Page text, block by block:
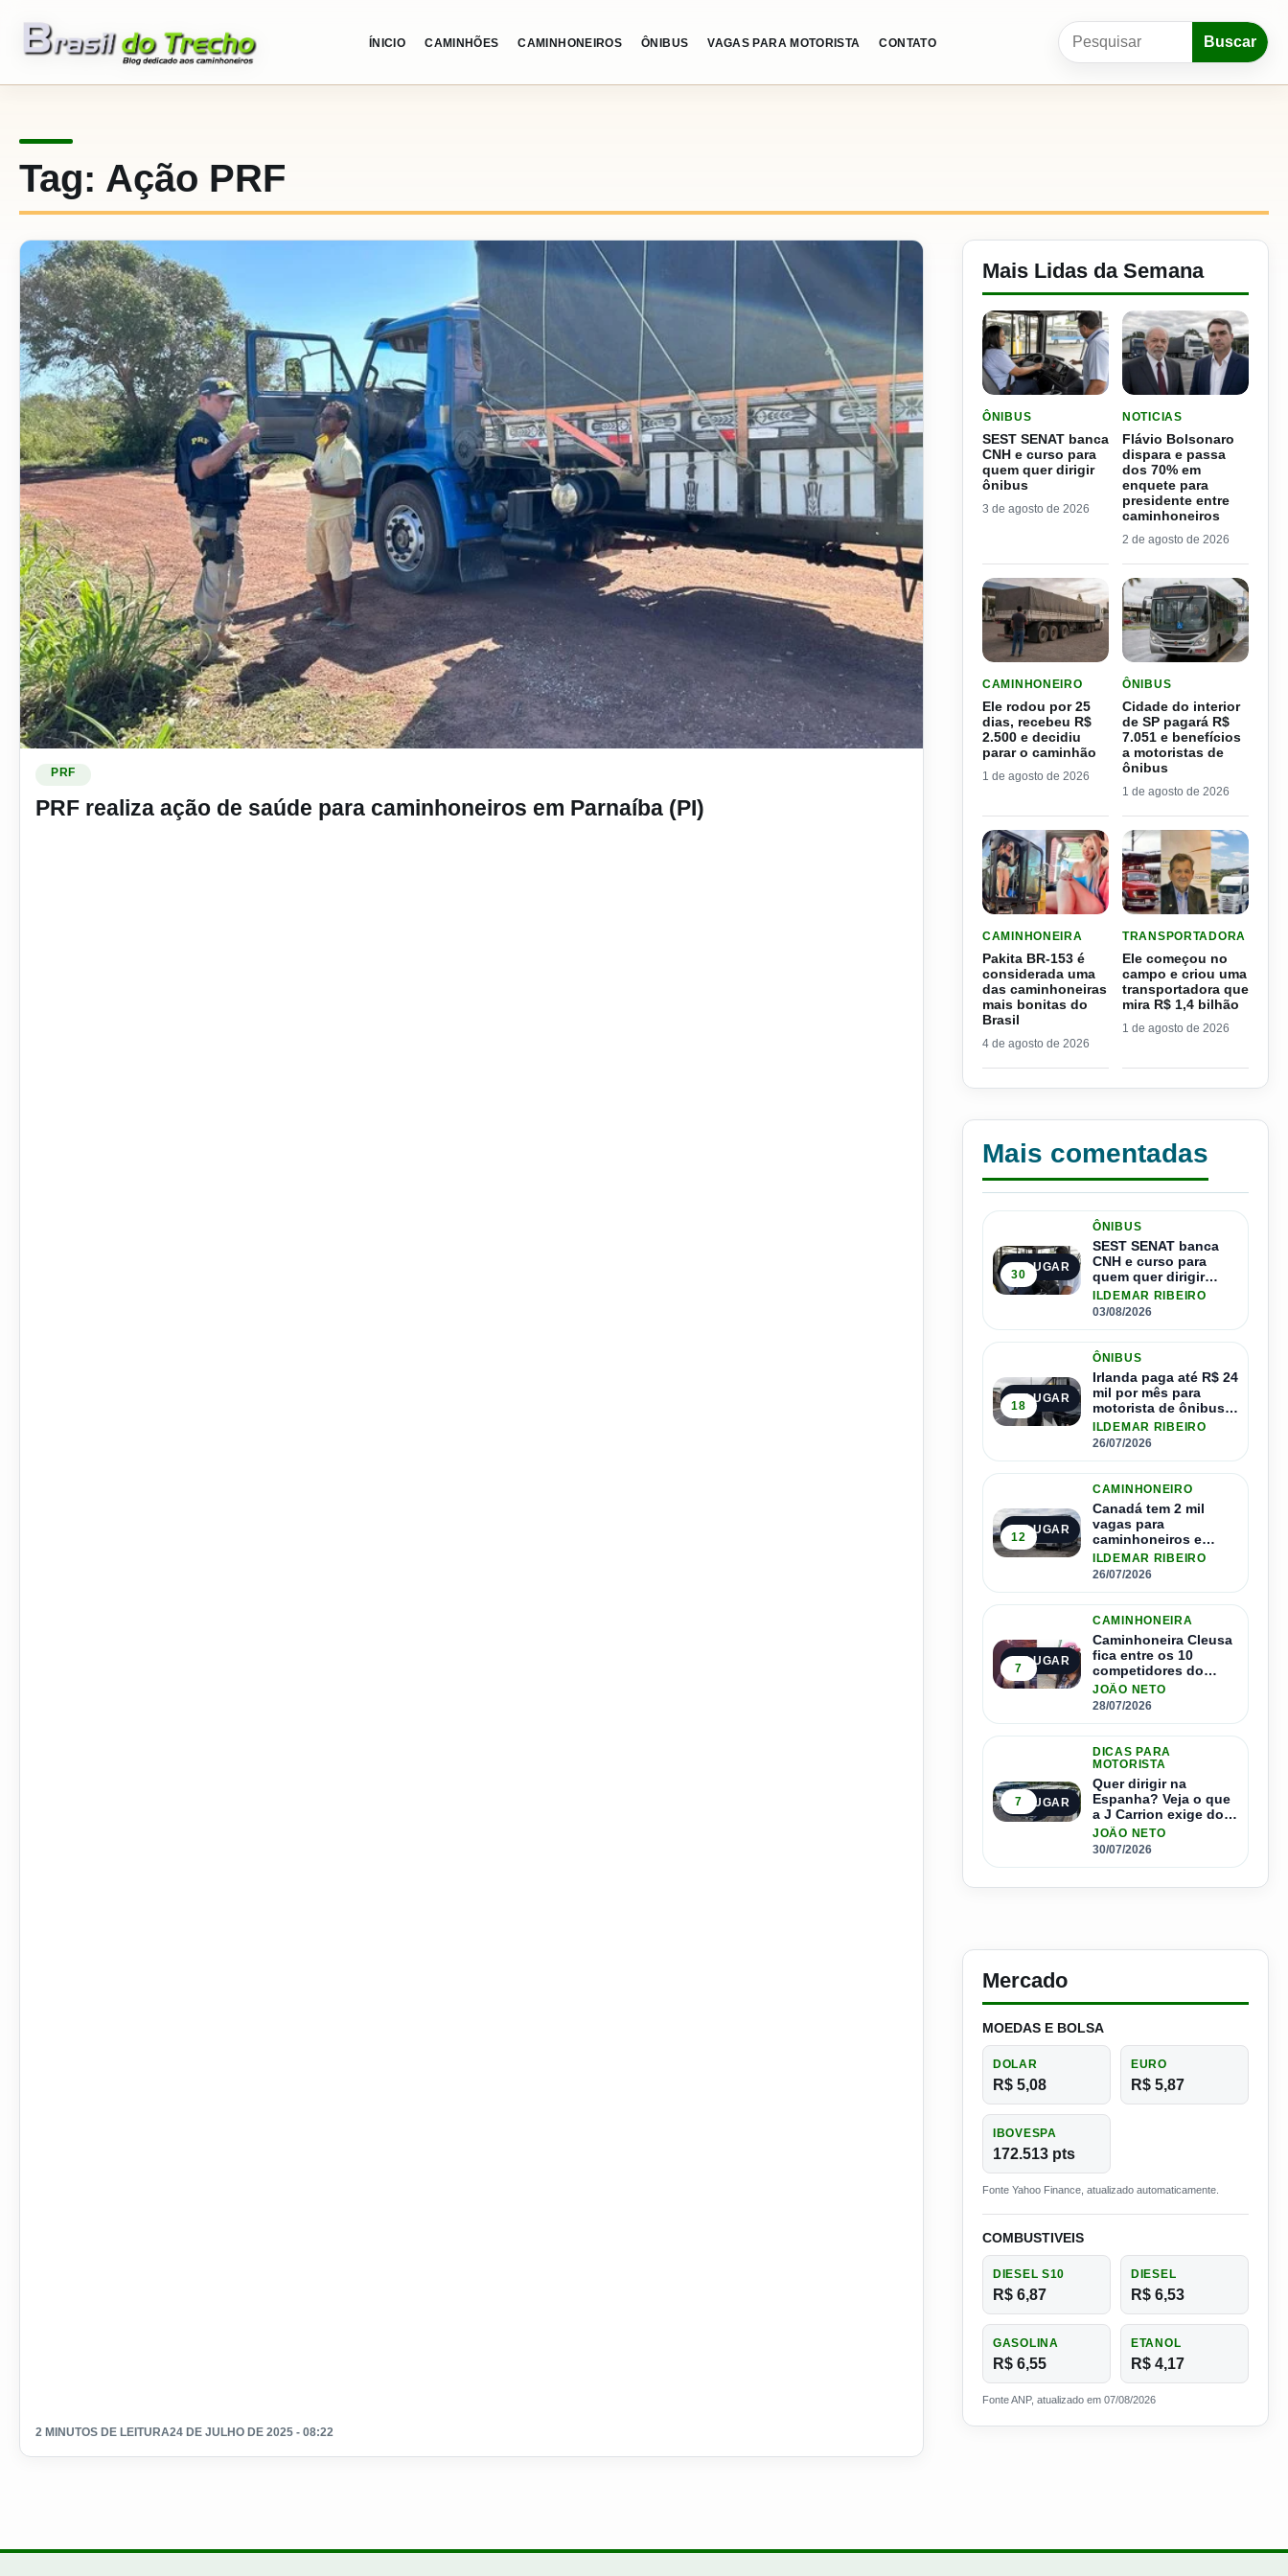
ÍNICIO CAMINHÕES CAMINHONEIROS ÔNIBUS VAGAS PARA MOTORISTA CONTATO
Pesquisar por:
Buscar
Tag: Ação PRF
PRF
PRF realiza ação de saúde para caminhoneiros em Parnaíba (PI)
2 MINUTOS DE LEITURA24 DE JULHO DE 2025 - 08:22
Mais Lidas da Semana
ÔNIBUS
SEST SENAT banca
CNH e curso para
quem quer dirigir
ônibus
3 de agosto de 2026
NOTICIAS
Flávio Bolsonaro
dispara e passa
dos 70% em
enquete para
presidente entre
caminhoneiros
2 de agosto de 2026
CAMINHONEIRO
Ele rodou por 25
dias, recebeu R$
2.500 e decidiu
parar o caminhão
1 de agosto de 2026
ÔNIBUS
Cidade do interior
de SP pagará R$
7.051 e benefícios
a motoristas de
ônibus
1 de agosto de 2026
CAMINHONEIRA
Pakita BR-153 é
considerada uma
das caminhoneiras
mais bonitas do
Brasil
4 de agosto de 2026
TRANSPORTADORA
Ele começou no
campo e criou uma
transportadora que
mira R$ 1,4 bilhão
1 de agosto de 2026
Mais comentadas
1º LUGAR
30
ÔNIBUS
SEST SENAT banca
CNH e curso para
quem quer dirigir
ônibus
ILDEMAR RIBEIRO
03/08/2026
2º LUGAR
18
ÔNIBUS
Irlanda paga até R$ 24
mil por mês para
motorista de ônibus e
pode contratar até
1.500 motoristas
ILDEMAR RIBEIRO
26/07/2026
3º LUGAR
12
CAMINHONEIRO
Canadá tem 2 mil
vagas para
caminhoneiros e
salário de até R$ 24
mil por mês
ILDEMAR RIBEIRO
26/07/2026
4º LUGAR
7
CAMINHONEIRA
Caminhoneira Cleusa
fica entre os 10
competidores do
Master Driver Brasil
JOÃO NETO
28/07/2026
5º LUGAR
7
DICAS PARA
MOTORISTA
Quer dirigir na
Espanha? Veja o que
a J Carrion exige dos
brasileiros
JOÃO NETO
30/07/2026
Mercado
MOEDAS E BOLSA
DOLAR
R$ 5,08
EURO
R$ 5,87
IBOVESPA
172.513 pts
Fonte Yahoo Finance, atualizado automaticamente.
COMBUSTIVEIS
DIESEL S10
R$ 6,87
DIESEL
R$ 6,53
GASOLINA
R$ 6,55
ETANOL
R$ 4,17
Fonte ANP, atualizado em 07/08/2026